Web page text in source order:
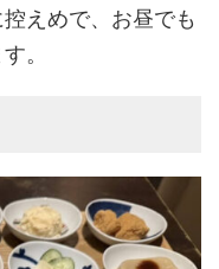
えめで、お昼でも
。